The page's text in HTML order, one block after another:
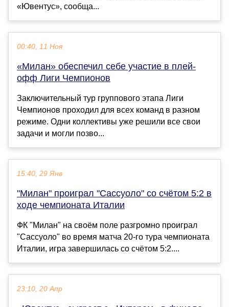
«Ювентус», сообща...
00:40, 11 Ноя
«Милан» обеспечил себе участие в плей-
офф Лиги Чемпионов
Заключительный тур группового этапа Лиги
Чемпионов проходил для всех команд в разном
режиме. Одни коллективы уже решили все свои
задачи и могли позво...
15:40, 29 Янв
"Милан" проиграл "Сассуоло" со счётом 5:2 в
ходе чемпионата Италии
ФК "Милан" на своём поле разгромно проиграл
"Сассуоло" во время матча 20‑го тура чемпионата
Италии, игра завершилась со счётом 5:2....
23:10, 20 Апр